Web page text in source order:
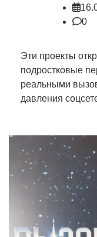
0
Эти проекты
подростковые
реальными
давления